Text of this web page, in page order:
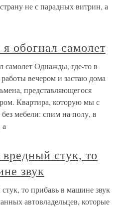
не с парадных витрин, а
обогнал самолет
самолет Однажды, где-то в
вечером и застаю дома
представляющегося
Квартира, которую мы с
мебели: спим на полу, в
стук, то
звук
то прибавь в машине звук
автовладельцев, которые